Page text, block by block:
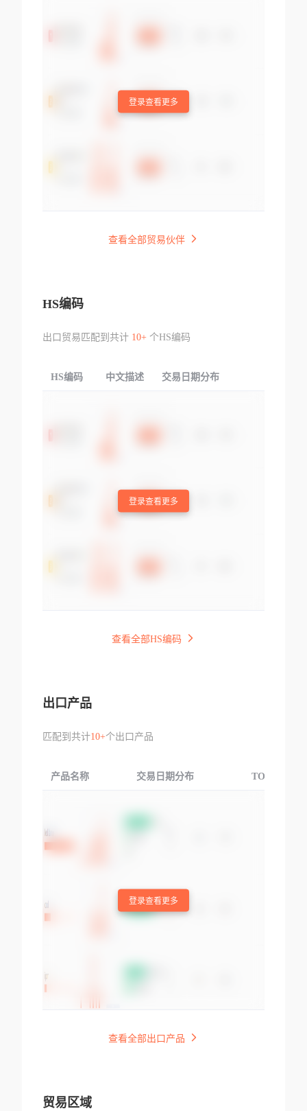
登录查看更多
查看全部贸易伙伴
HS编码
出口贸易匹配到共计 10+个HS编码
HS编码 中文描述 交易日期分布
登录查看更多
查看全部HS编码
出口产品
匹配到共计10+个出口产品
产品名称 交易日期分布 TOP3交易国
登录查看更多
查看全部出口产品
贸易区域